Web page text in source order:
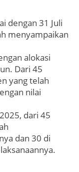
dengan 31 Juli
menyampaikan
alokasi
Dari 45
yang telah
nilai
dari 45
nya dan 30 di